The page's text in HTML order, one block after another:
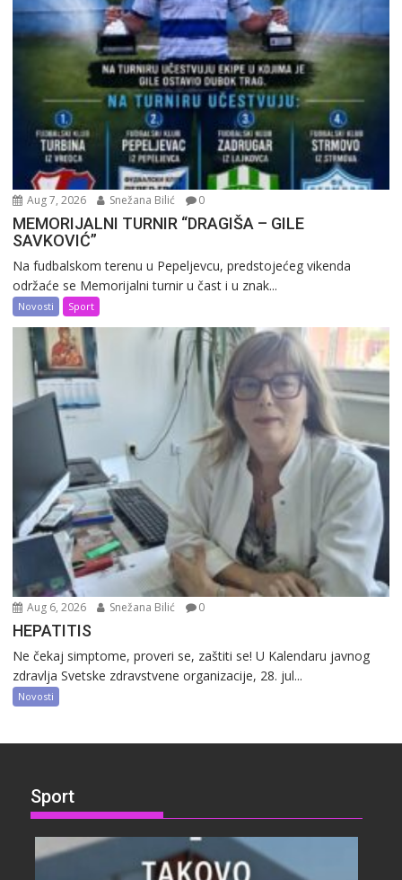
Aug 7, 2026 Snežana Bilić 0
MEMORIJALNI TURNIR “DRAGIŠA – GILE
SAVKOVIĆ”
Na fudbalskom terenu u Pepeljevcu, predstojećeg vikenda
održaće se Memorijalni turnir u čast i u znak...
Novosti Sport
Aug 6, 2026 Snežana Bilić 0
HEPATITIS
Ne čekaj simptome, proveri se, zaštiti se! U Kalendaru javnog
zdravlja Svetske zdravstvene organizacije, 28. jul...
Novosti
Sport